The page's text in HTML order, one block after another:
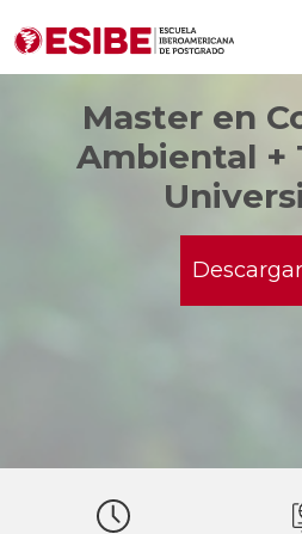
Master en
Ambiental +